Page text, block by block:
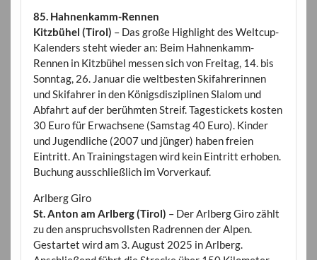
85. Hahnenkamm-Rennen
Kitzbühel (Tirol) – Das große Highlight des Weltcup-
Kalenders steht wieder an: Beim Hahnenkamm-
Rennen in Kitzbühel messen sich von Freitag, 14. bis
Sonntag, 26. Januar die weltbesten Skifahrerinnen
und Skifahrer in den Königsdisziplinen Slalom und
Abfahrt auf der berühmten Streif. Tagestickets kosten
30 Euro für Erwachsene (Samstag 40 Euro). Kinder
und Jugendliche (2007 und jünger) haben freien
Eintritt. An Trainingstagen wird kein Eintritt erhoben.
Buchung ausschließlich im Vorverkauf.
Arlberg Giro
St. Anton am Arlberg (Tirol) – Der Arlberg Giro zählt
zu den anspruchsvollsten Radrennen der Alpen.
Gestartet wird am 3. August 2025 in Arlberg.